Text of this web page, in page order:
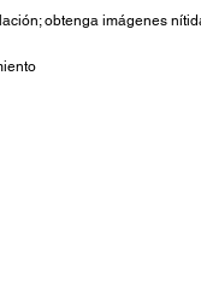
obtenga imágenes